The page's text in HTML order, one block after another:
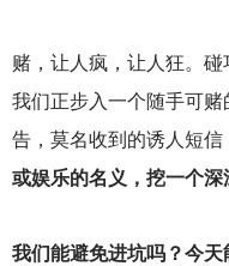
赌，让人疯，让人狂。碰
我们正步入一个随手可
告，莫名收到的诱人短信
或娱乐的名义，挖一个深
我们能避免进坑吗？今天